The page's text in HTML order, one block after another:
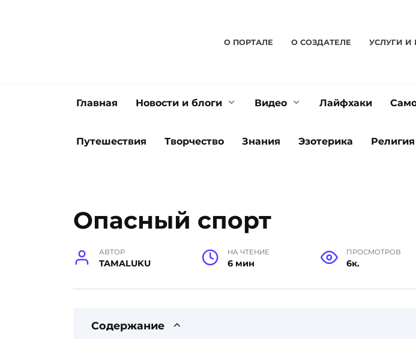
О ПОРТАЛЕ О CОЗДАТЕЛЕ УСЛУГИ И
Главная Новости и блоги Видео Лайфхаки
Путешествия Творчество Знания Эзотерика Религия
Опасный спорт
АВТОР
TAMALUKU
НА ЧТЕНИЕ
6 мин
ПРОСМОТРОВ
6к.
Содержание